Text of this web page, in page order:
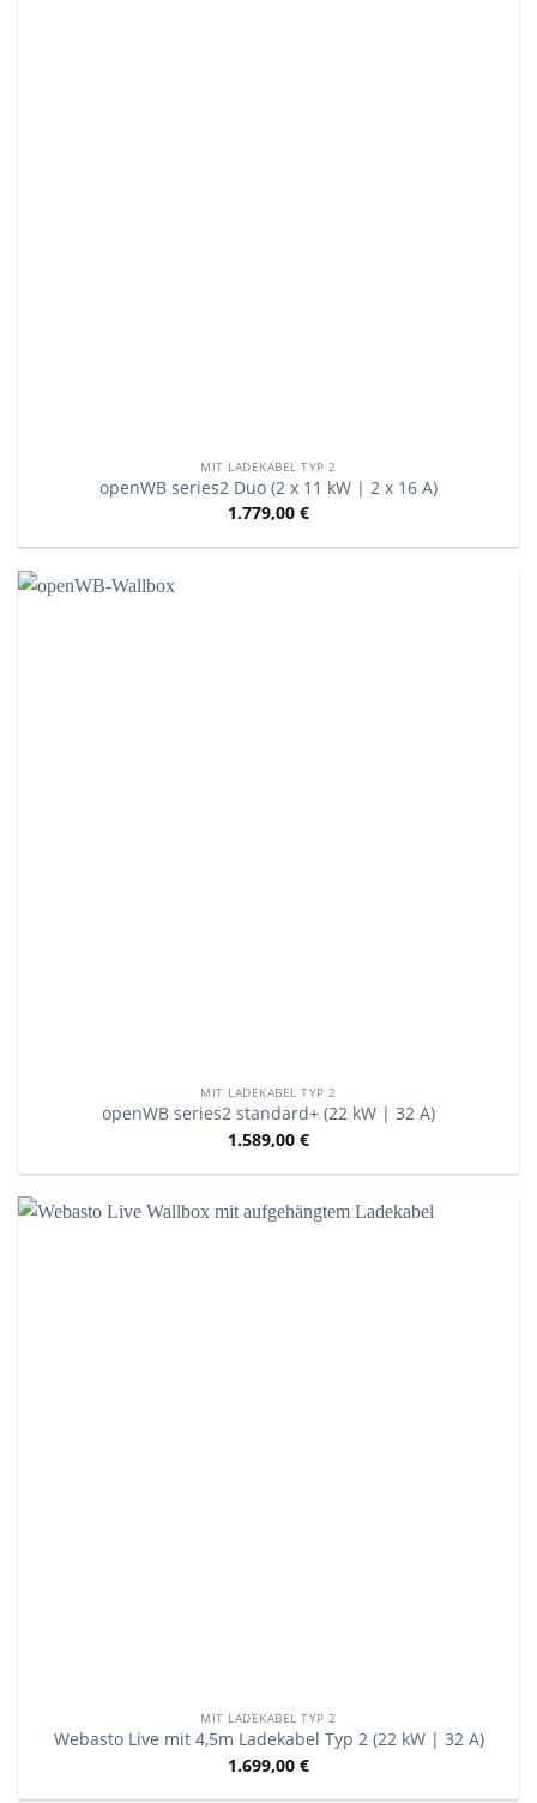
MIT LADEKABEL TYP 2
openWB series2 Duo (2 x 11 kW | 2 x 16 A)
1.779,00 €
MIT LADEKABEL TYP 2
openWB series2 standard+ (22 kW | 32 A)
1.589,00 €
MIT LADEKABEL TYP 2
Webasto Live mit 4,5m Ladekabel Typ 2 (22 kW | 32 A)
1.699,00 €